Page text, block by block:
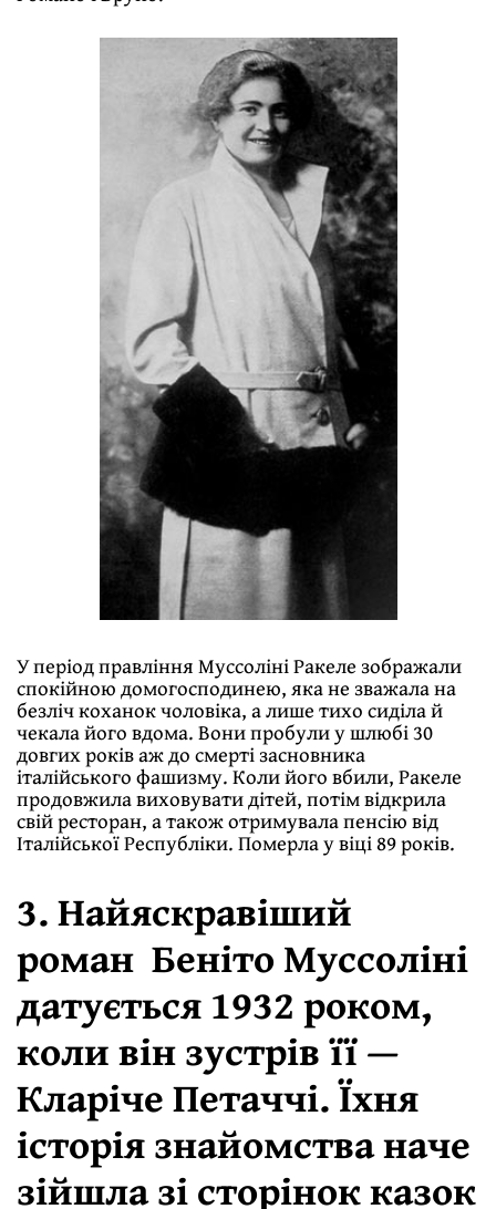
У період правління Муссоліні Ракеле зображали
спокійною домогосподинею, яка не зважала на
безліч коханок чоловіка, а лише тихо сиділа й
чекала його вдома. Вони пробули у шлюбі 30
довгих років аж до смерті засновника
італійського фашизму. Коли його вбили, Ракеле
продовжила виховувати дітей, потім відкрила
свій ресторан, а також отримувала пенсію від
Італійської Республіки. Померла у віці 89 років.
3. Найяскравіший
роман Беніто Муссоліні
датується 1932 роком,
коли він зустрів її —
Кларіче Петаччі. Їхня
історія знайомства наче
зійшла зі сторінок казок